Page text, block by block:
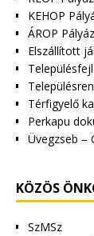
KEHOP
ÁROP
Elszállított
Térfigyelő
Perkapu
Üvegzseb –
KÖZÖS
SzMSz